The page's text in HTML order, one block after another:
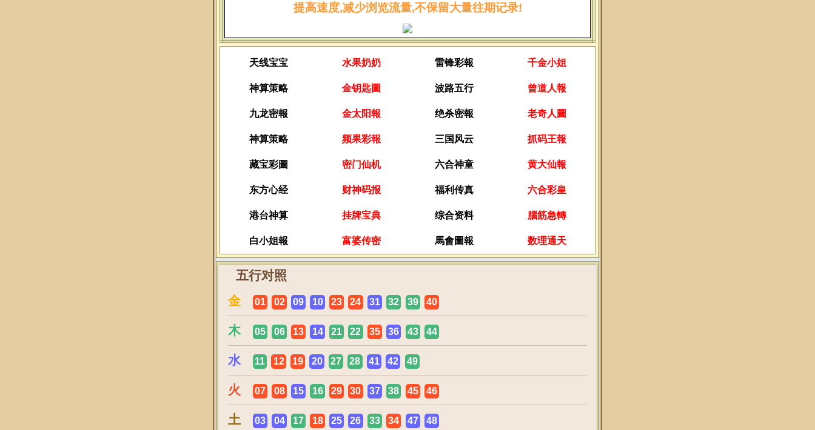
提高速度,减少浏览流量,不保留大量往期记录!
天线宝宝 水果奶奶 雷锋彩報 千金小姐
神算策略 金钥匙圖 波路五行 曾道人報
九龙密報 金太阳報 绝杀密報 老奇人圖
神算策略 频果彩報 三国风云 抓码王報
藏宝彩圖 密门仙机 六合神童 黄大仙報
东方心经 财神码报 福利传真 六合彩皇
港台神算 挂牌宝典 综合资料 腦筋急轉
白小姐報 富婆传密 馬會圖報 数理通天
五行对照
金
01 02 09 10 23 24 31 32 39 40
木 05 06 13 14 21 22 35 36 43 44
水 11 12 19 20 27 28 41 42 49
火 07 08 15 16 29 30 37 38 45 46
土 03 04 17 18 25 26 33 34 47 48